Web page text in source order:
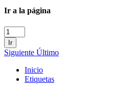
Ir a la página
Ir
Siguiente Último
Inicio
Etiquetas